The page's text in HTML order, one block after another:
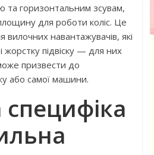
та горизонтальним зсувам,
для роботи коліс. Це
навантажувачів, які
жорстку підвіску — для них
призвести до
або самої машини.